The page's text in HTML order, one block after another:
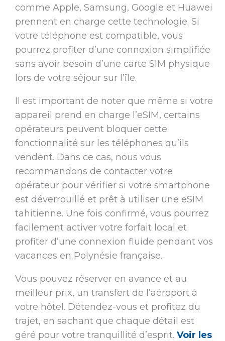
comme Apple, Samsung, Google et Huawei
prennent en charge cette technologie. Si
votre téléphone est compatible, vous
pourrez profiter d’une connexion simplifiée
sans avoir besoin d’une carte SIM physique
lors de votre séjour sur l’île.
Il est important de noter que même si votre
appareil prend en charge l’eSIM, certains
opérateurs peuvent bloquer cette
fonctionnalité sur les téléphones qu’ils
vendent. Dans ce cas, nous vous
recommandons de contacter votre
opérateur pour vérifier si votre smartphone
est déverrouillé et prêt à utiliser une eSIM
tahitienne. Une fois confirmé, vous pourrez
facilement activer votre forfait local et
profiter d’une connexion fluide pendant vos
vacances en Polynésie française.
Vous pouvez réserver en avance et au
meilleur prix, un transfert de l’aéroport à
votre hôtel. Détendez-vous et profitez du
trajet, en sachant que chaque détail est
géré pour votre tranquillité d’esprit. Voir les